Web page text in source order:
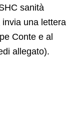
sanità
una lettera
Conte e al
allegato).